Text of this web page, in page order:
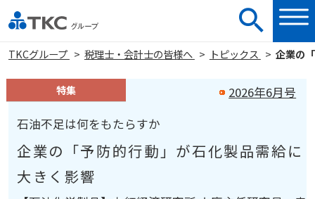
TKCグループ 税理士・会計士の皆様へ トピックス 企業の
2026年6月号
特集
石油不足は何をもたらすか
企業の「予防的行動」が石化製品需給に
大きく影響